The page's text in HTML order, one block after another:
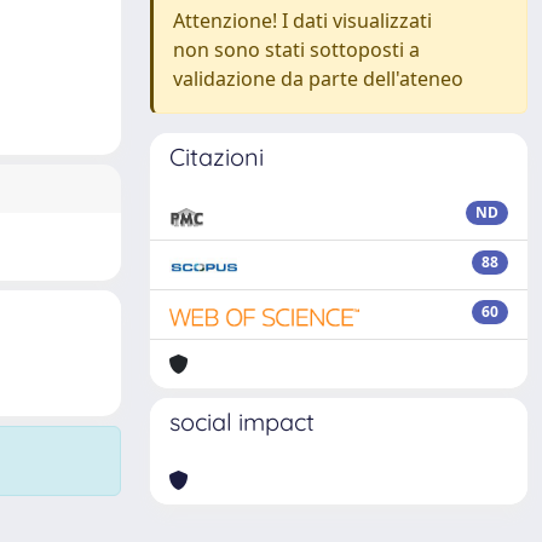
Attenzione! I dati visualizzati
non sono stati sottoposti a
validazione da parte dell'ateneo
Citazioni
ND
88
60
social impact